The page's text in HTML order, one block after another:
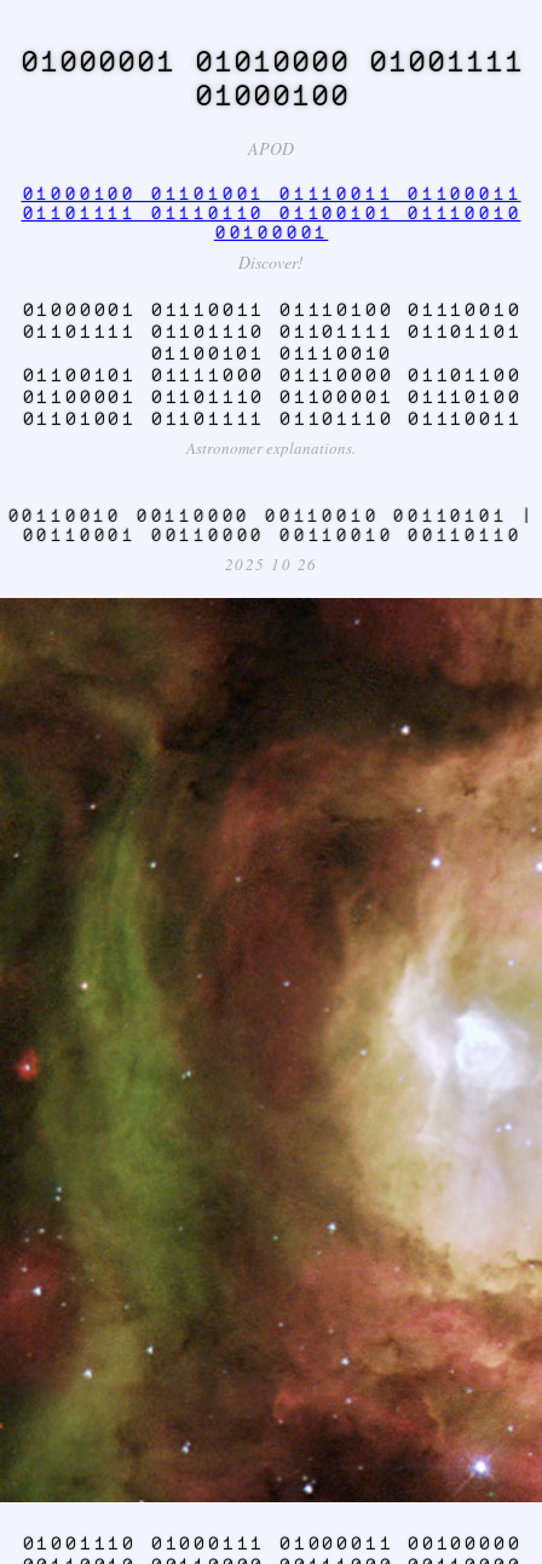
01000001 01010000 01001111
01000100
APOD
01000100 01101001 01110011 01100011
01101111 01110110 01100101 01110010
00100001
Discover!
01000001 01110011 01110100 01110010
01101111 01101110 01101111 01101101
01100101 01110010
01100101 01111000 01110000 01101100
01100001 01101110 01100001 01110100
01101001 01101111 01101110 01110011
Astronomer explanations.
00110010 00110000 00110010 00110101 |
00110001 00110000 00110010 00110110
2025 10 26
01001110 01000111 01000011 00100000